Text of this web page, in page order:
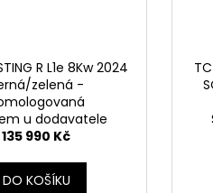
R L1e 8Kw 2024
zelená -
u dodavatele
135 990 Kč
DO KOŠÍKU